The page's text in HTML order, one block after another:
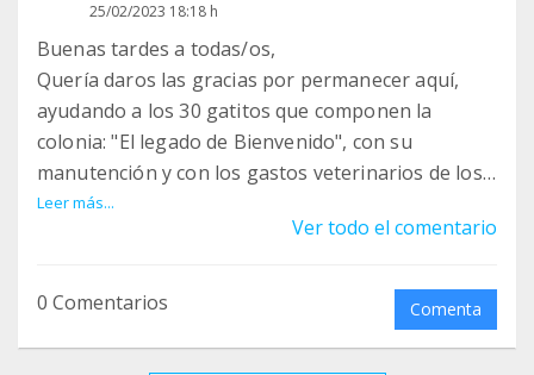
25/02/2023 18:18 h
Buenas tardes a todas/os,
Quería daros las gracias por permanecer aquí,
ayudando a los 30 gatitos que componen la
colonia: "El legado de Bienvenido", con su
manutención y con los gastos veterinarios de los
gatitos que enferman, como Nube o Leonard. En
la página de Instagram "morenito_y_cia" podéis
la colonia y ver en qué se destina vuestra
Leer más...
Ver todo el comentario
0 Comentarios Comenta